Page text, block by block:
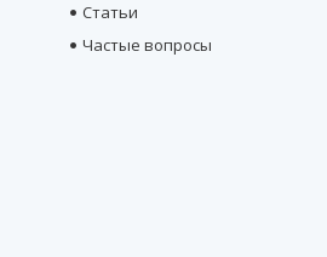
Статьи
Частые вопросы